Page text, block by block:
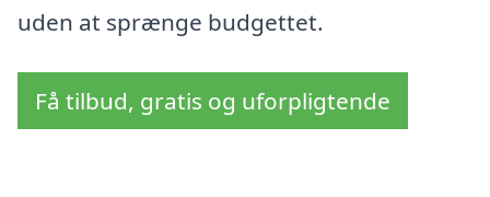
uden at sprænge budgettet.
Få tilbud, gratis og uforpligtende